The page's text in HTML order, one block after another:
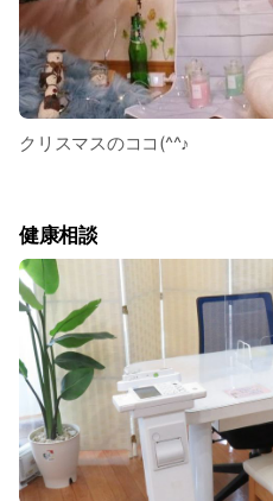
クリスマスのココ(^^♪
健康相談